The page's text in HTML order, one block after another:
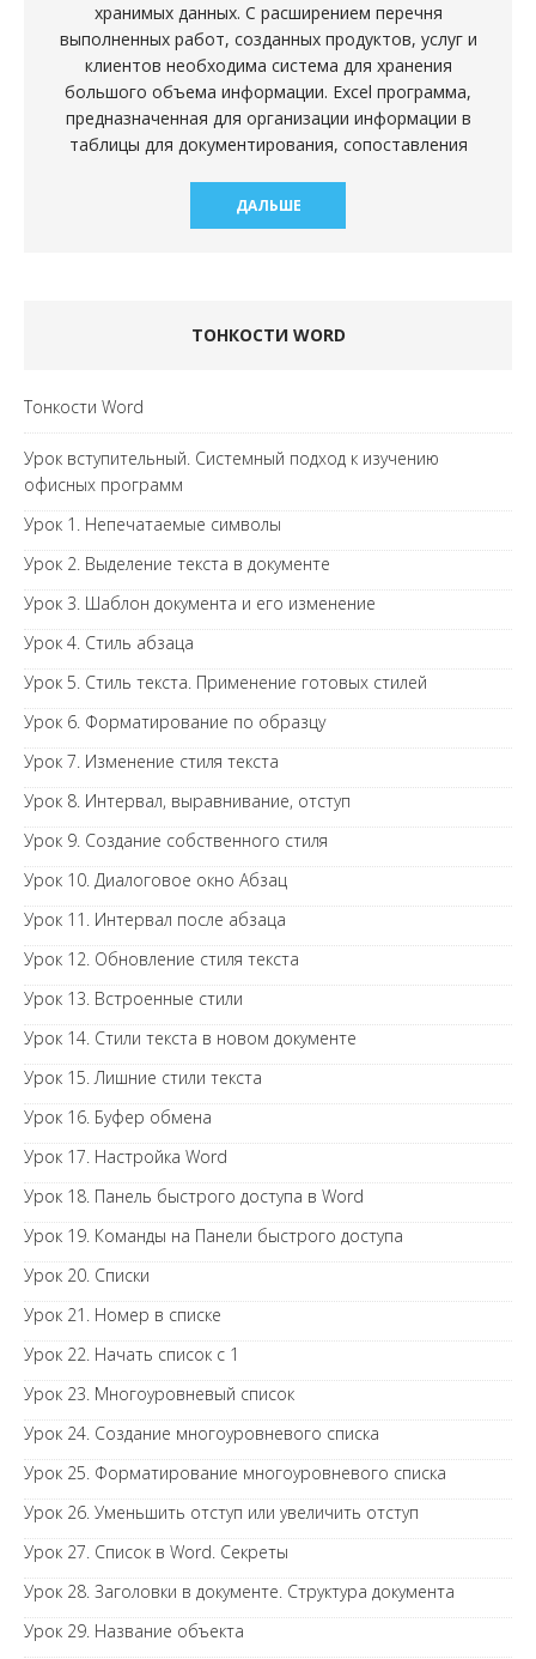
хранимых данных. С расширением перечня
выполненных работ, созданных продуктов, услуг и
клиентов необходима система для хранения
большого объема информации. Excel программа,
предназначенная для организации информации в
таблицы для документирования, сопоставления
ДАЛЬШЕ
ТОНКОСТИ WORD
Тонкости Word
Урок вступительный. Системный подход к изучению
офисных программ
Урок 1. Непечатаемые символы
Урок 2. Выделение текста в документе
Урок 3. Шаблон документа и его изменение
Урок 4. Стиль абзаца
Урок 5. Стиль текста. Применение готовых стилей
Урок 6. Форматирование по образцу
Урок 7. Изменение стиля текста
Урок 8. Интервал, выравнивание, отступ
Урок 9. Создание собственного стиля
Урок 10. Диалоговое окно Абзац
Урок 11. Интервал после абзаца
Урок 12. Обновление стиля текста
Урок 13. Встроенные стили
Урок 14. Стили текста в новом документе
Урок 15. Лишние стили текста
Урок 16. Буфер обмена
Урок 17. Настройка Word
Урок 18. Панель быстрого доступа в Word
Урок 19. Команды на Панели быстрого доступа
Урок 20. Списки
Урок 21. Номер в списке
Урок 22. Начать список с 1
Урок 23. Многоуровневый список
Урок 24. Создание многоуровневого списка
Урок 25. Форматирование многоуровневого списка
Урок 26. Уменьшить отступ или увеличить отступ
Урок 27. Список в Word. Секреты
Урок 28. Заголовки в документе. Структура документа
Урок 29. Название объекта